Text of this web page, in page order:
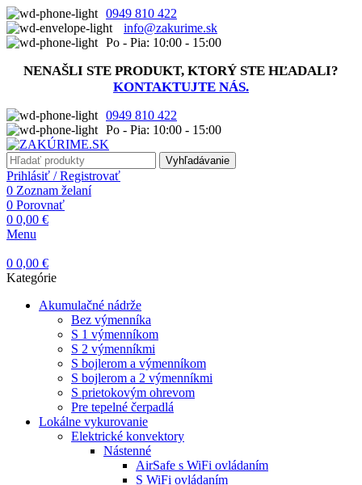
0949 810 422
info@zakurime.sk
Po - Pia: 10:00 - 15:00
NENAŠLI STE PRODUKT, KTORÝ STE HĽADALI?
KONTAKTUJTE NÁS.
0949 810 422
Po - Pia: 10:00 - 15:00
Vyhľadávanie
Prihlásiť / Registrovať
0 Zoznam želaní
0 Porovnať
0 0,00 €
Menu
0 0,00 €
Kategórie
Akumulačné nádrže
Bez výmenníka
S 1 výmenníkom
S 2 výmenníkmi
S bojlerom a výmenníkom
S bojlerom a 2 výmenníkmi
S prietokovým ohrevom
Pre tepelné čerpadlá
Lokálne vykurovanie
Elektrické konvektory
Nástenné
AirSafe s WiFi ovládaním
S WiFi ovládaním